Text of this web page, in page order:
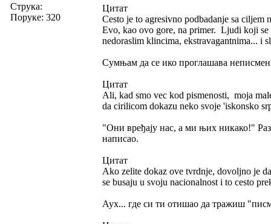
Струка:
Поруке: 320
Цитат
Cesto je to agresivno podbadanje sa
Evo, kao ovo gore, na primer. Ljudi koji se
nedoraslim klincima, ekstravagantnima... i
Сумњам да се ико проглашава
Цитат
Ali, kad smo vec kod pismenosti, moja
da cirilicom dokazu neko svoje 'iskonsko
"Они вређају нас, а ми њих никако!"
написао.
Цитат
Ako zelite dokaz ove tvrdnje, dovoljno je
se busaju u svoju nacionalnost i to cesto
Аух... где си ти отишао да тражиш